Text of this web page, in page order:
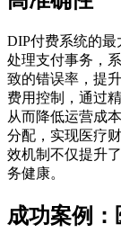
DIP付费系统的
处理支付事务，
致的错误率，提
费用控制，通过
从而降低运营成
分配，实现医疗
效机制不仅提升
务健康。
成功案例